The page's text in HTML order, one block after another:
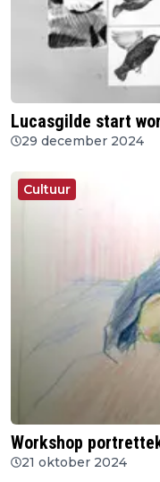
Lucasgilde start
29 december 2024
Cultuur
Workshop
21 oktober 2024